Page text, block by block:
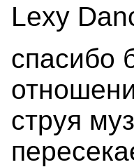
Lexy
спасибо
струя